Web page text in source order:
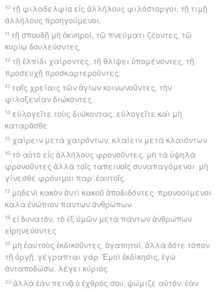
10 τῇ φιλαδελφίᾳ εἰς ἀλλήλους φιλόστοργοι, τῇ τιμῇ
ἀλλήλους προηγούμενοι,
11 τῇ σπουδῇ μὴ ὀκνηροί, τῷ πνεύματι ζέοντες, τῷ
κυρίῳ δουλεύοντες,
12 τῇ ἐλπίδι χαίροντες, τῇ θλίψει ὑπομένοντες, τῇ
προσευχῇ προσκαρτεροῦντες,
13 ταῖς χρείαις τῶν ἁγίων κοινωνοῦντες, τὴν
φιλοξενίαν διώκοντες.
14 εὐλογεῖτε τοὺς διώκοντας, εὐλογεῖτε καὶ μὴ
καταρᾶσθε.
15 χαίρειν μετὰ χαιρόντων, κλαίειν μετὰ κλαιόντων.
16 τὸ αὐτὸ εἰς ἀλλήλους φρονοῦντες, μὴ τὰ ὑψηλὰ
φρονοῦντες ἀλλὰ τοῖς ταπεινοῖς συναπαγόμενοι. μὴ
γίνεσθε φρόνιμοι παρ’ ἑαυτοῖς.
17 μηδενὶ κακὸν ἀντὶ κακοῦ ἀποδιδόντες· προνοούμενοι
καλὰ ἐνώπιον πάντων ἀνθρώπων·
18 εἰ δυνατόν, τὸ ἐξ ὑμῶν μετὰ πάντων ἀνθρώπων
εἰρηνεύοντες·
19 μὴ ἑαυτοὺς ἐκδικοῦντες, ἀγαπητοί, ἀλλὰ δότε τόπον
τῇ ὀργῇ, γέγραπται γάρ· Ἐμοὶ ἐκδίκησις, ἐγὼ
ἀνταποδώσω, λέγει κύριος.
20 ἀλλὰ ἐὰν πεινᾷ ὁ ἐχθρός σου, ψώμιζε αὐτόν· ἐὰν